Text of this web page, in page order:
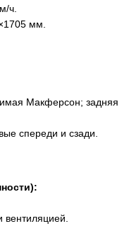
ч.
мм.
Макферсон; задняя
спереди и сзади.
вентиляцией.